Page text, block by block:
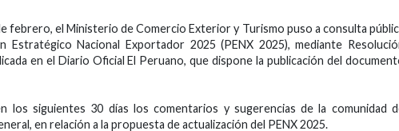
febrero, el Ministerio de Comercio Exterior y Turismo puso a consulta
Nacional Exportador 2025 (PENX 2025), mediante
en el Diario Oficial El Peruano, que dispone la publicación del
los siguientes 30 días los comentarios y sugerencias de la comunidad
en relación a la propuesta de actualización del PENX 2025.